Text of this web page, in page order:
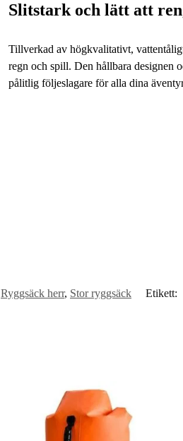
Slitstark och lätt att
Tillverkad av högkvalitativt,
regn och spill. Den hållbara designen
pålitlig följeslagare för alla dina
Ryggsäck herr, Stor ryggsäck Etikett: